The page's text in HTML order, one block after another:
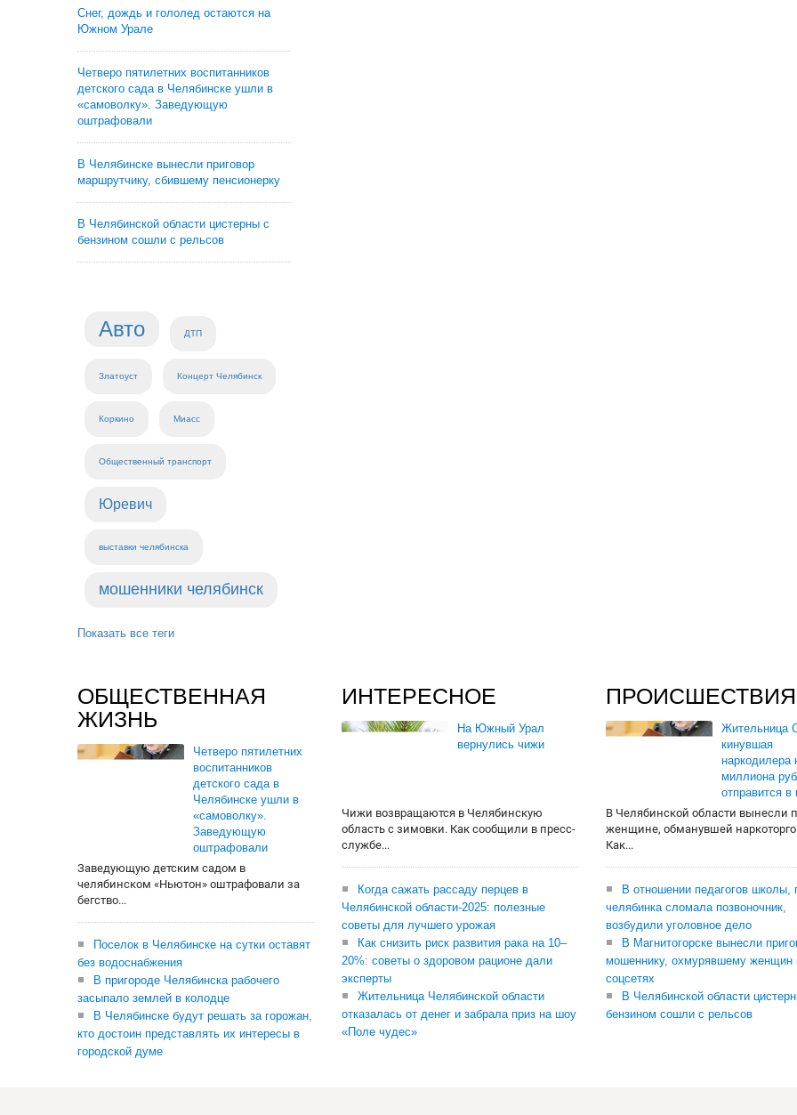
Снег, дождь и гололед остаются на
Южном Урале
Четверо пятилетних воспитанников
детского сада в Челябинске ушли в
«самоволку». Заведующую
оштрафовали
В Челябинске вынесли приговор
маршрутчику, сбившему пенсионерку
В Челябинской области цистерны с
бензином сошли с рельсов
Авто ДТП
Златоуст Концерт Челябинск
Коркино Миасс
Общественный транспорт
Юревич
выставки челябинска
мошенники челябинск
Показать все теги
ОБЩЕСТВЕННАЯ
ЖИЗНЬ
Четверо пятилетних
воспитанников
детского сада в
Челябинске ушли в
«самоволку».
Заведующую
оштрафовали
Заведующую детским садом в
челябинском «Ньютон» оштрафовали за
бегство...
Поселок в Челябинске на сутки оставят
без водоснабжения
В пригороде Челябинска рабочего
засыпало землей в колодце
В Челябинске будут решать за горожан,
кто достоин представлять их интересы в
городской думе
ИНТЕРЕСНОЕ
На Южный Урал
вернулись чижи
Чижи возвращаются в Челябинскую
область с зимовки. Как сообщили в пресс-
службе...
Когда сажать рассаду перцев в
Челябинской области-2025: полезные
советы для лучшего урожая
Как снизить риск развития рака на 10–
20%: советы о здоровом рационе дали
эксперты
Жительница Челябинской области
отказалась от денег и забрала приз на шоу
«Поле чудес»
ПРОИСШЕСТВИЯ
Жительница
кинувшая
наркодилера
миллиона
отправится
В Челябинской области вынесли
женщине, обманувшей
Как...
В отношении педагогов школы,
челябинка сломала позвоночник,
возбудили уголовное дело
В Магнитогорске вынесли
мошеннику, охмурявшему женщин
соцсетях
В Челябинской области
бензином сошли с рельсов